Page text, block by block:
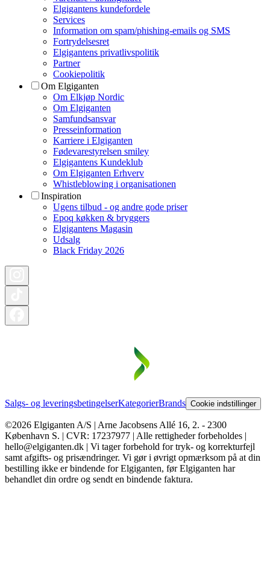
Elgigantens kundefordele
Services
Information om spam/phishing-emails og SMS
Fortrydelsesret
Elgigantens privatlivspolitik
Partner
Cookiepolitik
Om Elgiganten
Om Elkjøp Nordic
Om Elgiganten
Samfundsansvar
Presseinformation
Karriere i Elgiganten
Fødevarestyrelsen smiley
Elgigantens Kundeklub
Om Elgiganten Erhverv
Whistleblowing i organisationen
Inspiration
Ugens tilbud - og andre gode priser
Epoq køkken & bryggers
Elgigantens Magasin
Udsalg
Black Friday 2026
Salgs- og leveringsbetingelserKategorierBrands Cookie indstillinger
©2026 Elgiganten A/S | Arne Jacobsens Allé 16, 2. - 2300
København S. | CVR: 17237977 | Alle rettigheder forbeholdes |
hello@elgiganten.dk | Vi tager forbehold for tryk- og korrekturfejl
samt afgifts- og prisændringer. Vi gør i øvrigt opmærksom på at din
bestilling ikke er bindende for Elgiganten, før Elgiganten har
behandlet din ordre og sendt en bindende faktura.